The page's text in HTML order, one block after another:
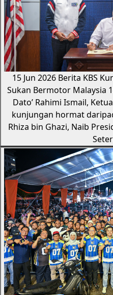
15 Jun 2026 Berita KBS
Sukan Bermotor Malaysia
Dato’ Rahimi Ismail,
kunjungan hormat
Rhiza bin Ghazi, Naib